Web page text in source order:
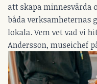
att skapa minnesvärda
båda verksamheternas
lokala. Vem vet vad vi
Andersson, museichef